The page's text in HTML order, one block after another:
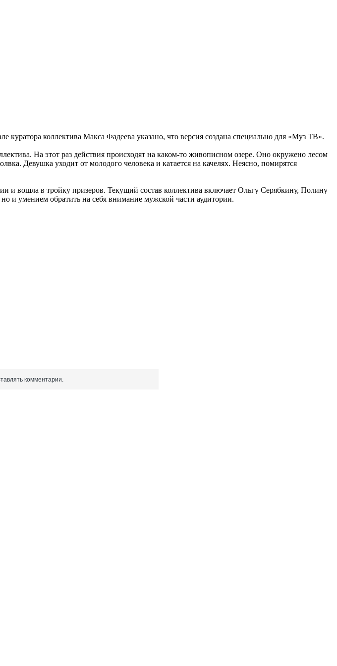
коллектива Макса Фадеева указано, что версия создана специально для «Муз ТВ».
На этот раз действия происходят на каком-то живописном озере. Оно окружено лесом
Девушка уходит от молодого человека и катается на качелях. Неясно, помирятся
и вошла в тройку призеров. Текущий состав коллектива включает Ольгу Серябкину, Полину
и умением обратить на себя внимание мужской части аудитории.
комментарии.